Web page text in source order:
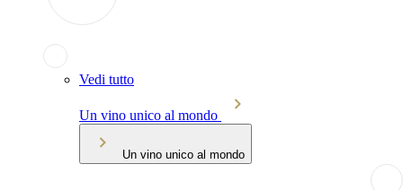
Vedi tutto
Un vino unico al mondo
Un vino unico al mondo